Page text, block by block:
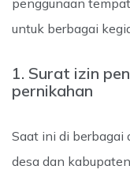
untuk berbagai
1. Surat izin
pernikahan
Saat ini di berbagai
desa dan